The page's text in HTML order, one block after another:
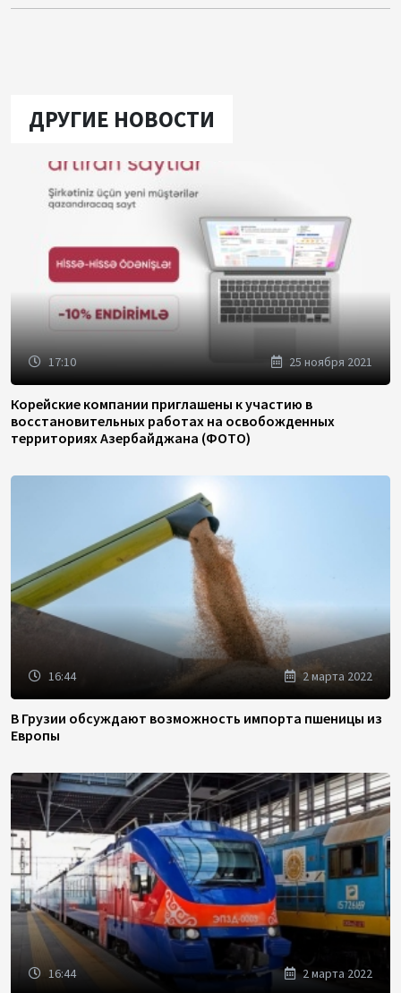
ДРУГИЕ НОВОСТИ
17:10 25 ноября 2021
Корейские компании приглашены к участию в
восстановительных работах на освобожденных
территориях Азербайджана (ФОТО)
16:44 2 марта 2022
В Грузии обсуждают возможность импорта пшеницы из
Европы
16:44 2 марта 2022